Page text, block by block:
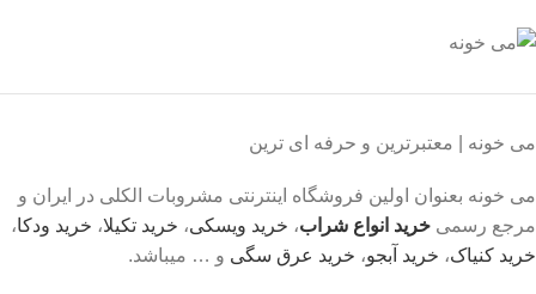
می خونه | معتبرترین و حرفه ای ترین
می خونه بعنوان اولین فروشگاه اینترنتی مشروبات الکلی در ایران و
مرجع رسمی خرید انواع شراب، خرید ویسکی، خرید تکیلا، خرید ودکا،
خرید کنیاک، خرید آبجو، خرید عرق سگی و … میباشد.